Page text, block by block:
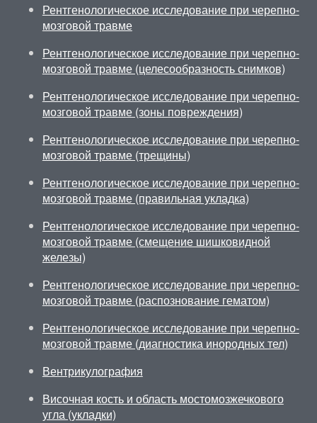
Рентгенологическое исследование при черепно-
мозговой травме
Рентгенологическое исследование при черепно-
мозговой травме (целесообразность снимков)
Рентгенологическое исследование при черепно-
мозговой травме (зоны повреждения)
Рентгенологическое исследование при черепно-
мозговой травме (трещины)
Рентгенологическое исследование при черепно-
мозговой травме (правильная укладка)
Рентгенологическое исследование при черепно-
мозговой травме (смещение шишковидной
железы)
Рентгенологическое исследование при черепно-
мозговой травме (распознование гематом)
Рентгенологическое исследование при черепно-
мозговой травме (диагностика инородных тел)
Вентрикулография
Височная кость и область мостомозжечкового
угла (укладки)